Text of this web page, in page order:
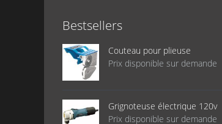
Bestsellers
Couteau pour plieuse
Prix disponible sur demande
Grignoteuse électrique 120v
Prix disponible sur demande